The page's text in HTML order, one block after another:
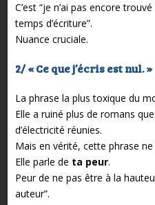
C’est “je n’ai pas encore
temps d’écriture”.
Nuance cruciale.
2/ « Ce que j’écris est nul. »
La phrase la plus toxique du
Elle a ruiné plus de romans
d’électricité réunies.
Mais en vérité, cette phrase
Elle parle de ta peur.
Peur de ne pas être à la
auteur”.